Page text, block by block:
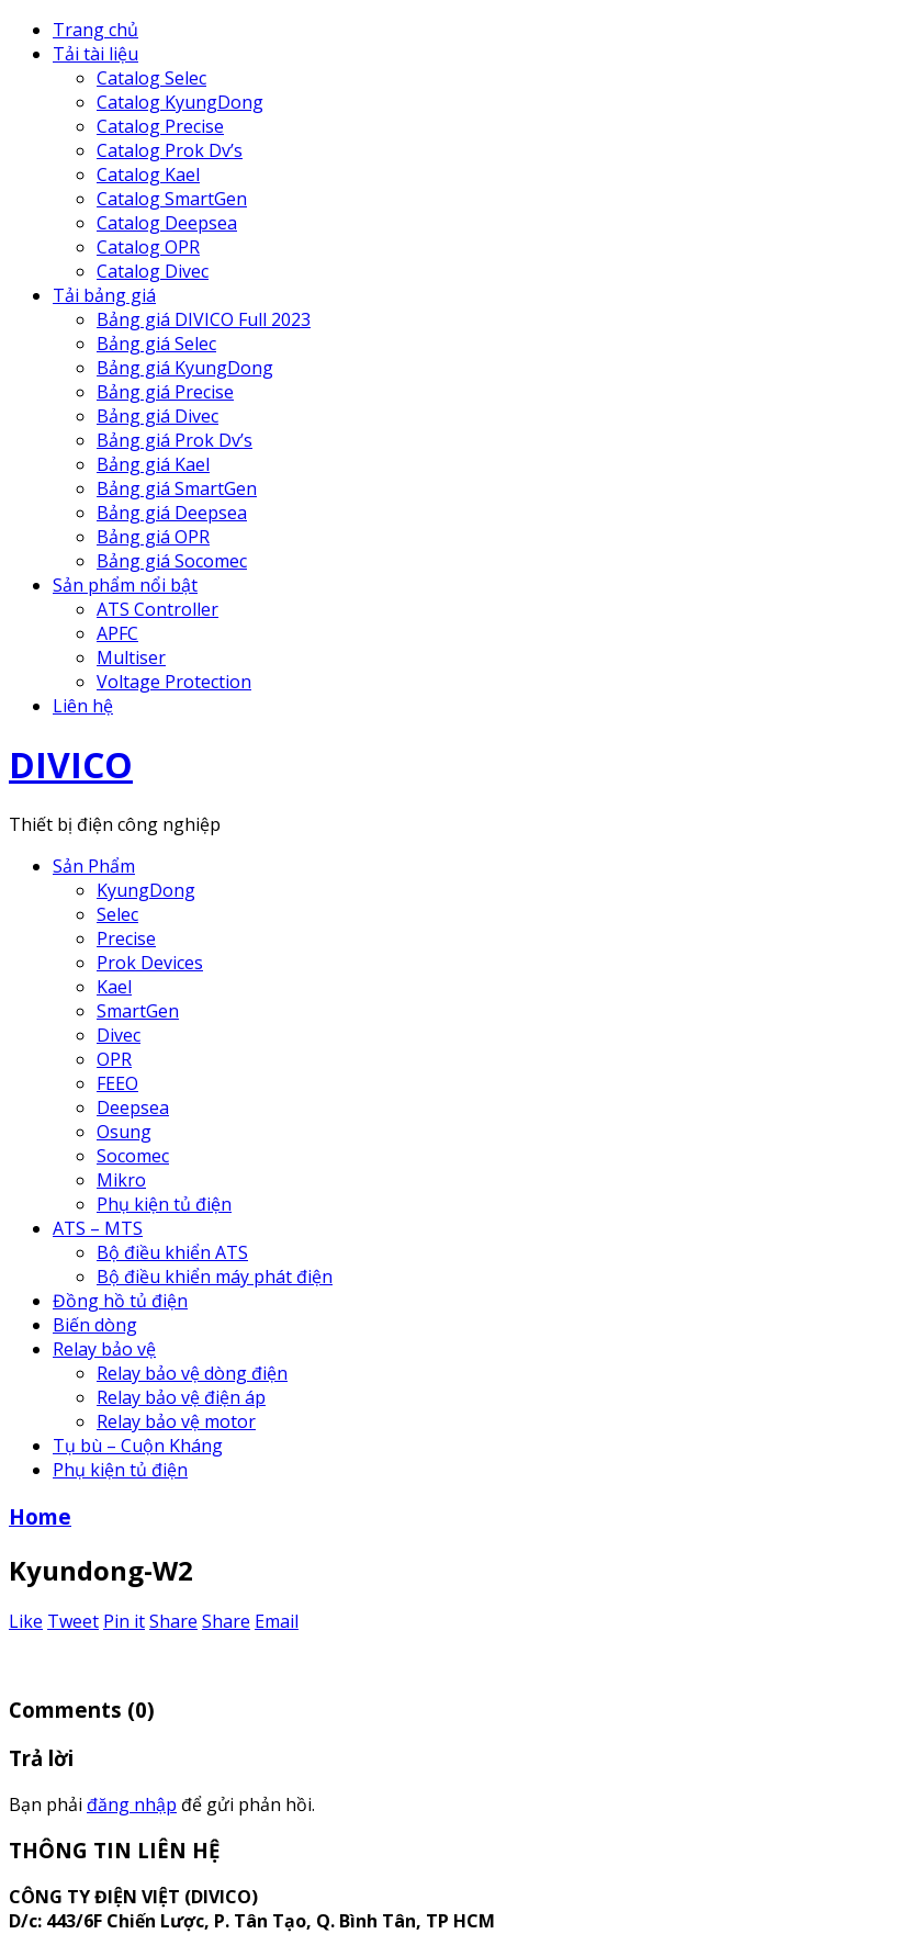
Trang chủ
Tải tài liệu
Catalog Selec
Catalog KyungDong
Catalog Precise
Catalog Prok Dv’s
Catalog Kael
Catalog SmartGen
Catalog Deepsea
Catalog OPR
Catalog Divec
Tải bảng giá
Bảng giá DIVICO Full 2023
Bảng giá Selec
Bảng giá KyungDong
Bảng giá Precise
Bảng giá Divec
Bảng giá Prok Dv’s
Bảng giá Kael
Bảng giá SmartGen
Bảng giá Deepsea
Bảng giá OPR
Bảng giá Socomec
Sản phẩm nổi bật
ATS Controller
APFC
Multiser
Voltage Protection
Liên hệ
DIVICO
Thiết bị điện công nghiệp
Sản Phẩm
KyungDong
Selec
Precise
Prok Devices
Kael
SmartGen
Divec
OPR
FEEO
Deepsea
Osung
Socomec
Mikro
Phụ kiện tủ điện
ATS – MTS
Bộ điều khiển ATS
Bộ điều khiển máy phát điện
Đồng hồ tủ điện
Biến dòng
Relay bảo vệ
Relay bảo vệ dòng điện
Relay bảo vệ điện áp
Relay bảo vệ motor
Tụ bù – Cuộn Kháng
Phụ kiện tủ điện
Home
Kyundong-W2
Like Tweet Pin itShare Share Email
Comments (0)
Trả lời
Bạn phải đăng nhập để gửi phản hồi.
THÔNG TIN LIÊN HỆ
CÔNG TY ĐIỆN VIỆT (DIVICO)
D/c: 443/6F Chiến Lược, P. Tân Tạo, Q. Bình Tân, TP HCM